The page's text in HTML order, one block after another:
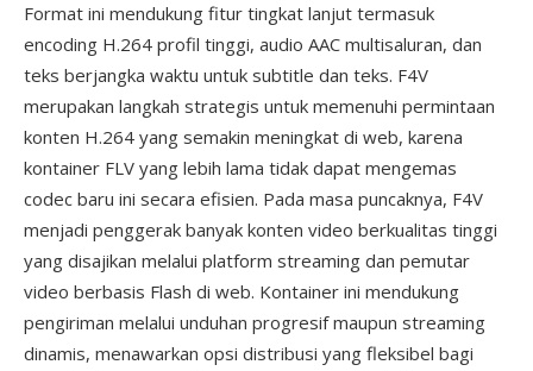
Format ini mendukung fitur tingkat lanjut termasuk
encoding H.264 profil tinggi, audio AAC multisaluran, dan
teks berjangka waktu untuk subtitle dan teks. F4V
merupakan langkah strategis untuk memenuhi permintaan
konten H.264 yang semakin meningkat di web, karena
kontainer FLV yang lebih lama tidak dapat mengemas
codec baru ini secara efisien. Pada masa puncaknya, F4V
menjadi penggerak banyak konten video berkualitas tinggi
yang disajikan melalui platform streaming dan pemutar
video berbasis Flash di web. Kontainer ini mendukung
pengiriman melalui unduhan progresif maupun streaming
dinamis, menawarkan opsi distribusi yang fleksibel bagi